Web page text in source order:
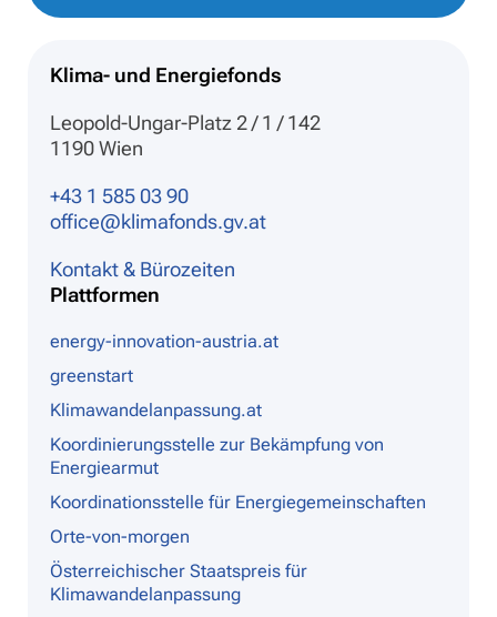
Klima- und Energiefonds
Leopold-Ungar-Platz 2 / 1 / 142
1190 Wien
+43 1 585 03 90
office@klimafonds.gv.at
Kontakt & Bürozeiten
Plattformen
energy-innovation-austria.at
greenstart
Klimawandelanpassung.at
Koordinierungsstelle zur Bekämpfung von
Energiearmut
Koordinationsstelle für Energiegemeinschaften
Orte-von-morgen
Österreichischer Staatspreis für
Klimawandelanpassung